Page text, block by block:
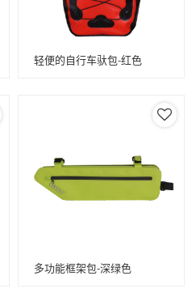
轻便的自行车驮包-红色
多功能框架包-深绿色